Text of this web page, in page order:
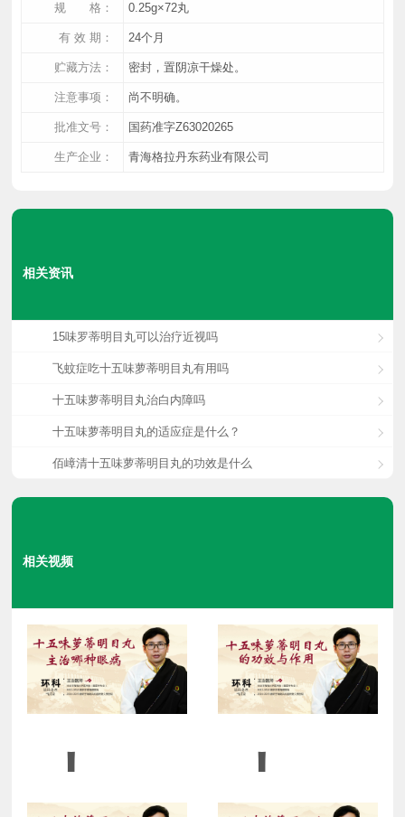
规 格： 0.25g×72丸
有 效 期： 24个月
贮藏方法： 密封，置阴凉干燥处。
注意事项： 尚不明确。
批准文号： 国药准字Z63020265
生产企业： 青海格拉丹东药业有限公司
相关资讯
15味罗蒂明目丸可以治疗近视吗
飞蚊症吃十五味萝蒂明目丸有用吗
十五味萝蒂明目丸治白内障吗
十五味萝蒂明目丸的适应症是什么？
佰嶂清十五味萝蒂明目丸的功效是什么
相关视频
十
十